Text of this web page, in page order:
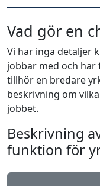
Vad gör en
Vi har inga detaljer
jobbar med och
tillhör en bredare
beskrivning om
jobbet.
Beskrivning
funktion för